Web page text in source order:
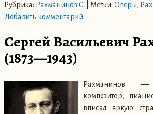
Рубрика: Рахманинов С. Метки: Оперы,
Добавить комментарий
Сергей Васильевич
(1873—1943)
Рахманинов —
композитор,
вписал яркую